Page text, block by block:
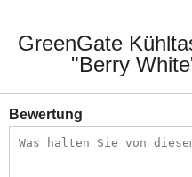
GreenGate
"Berry
Bewertung